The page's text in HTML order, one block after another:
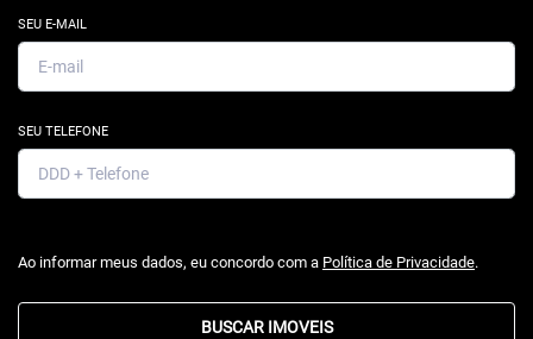
SEU E-MAIL
SEU TELEFONE
Ao informar meus dados, eu concordo com a Política de Privacidade.
BUSCAR IMOVEIS